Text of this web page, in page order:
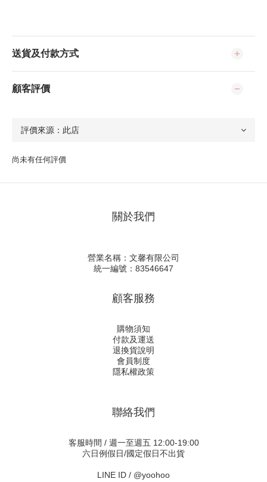
送貨及付款方式
顧客評價
尚未有任何評價
關於我們
營業名稱：文馨有限公司
統一編號：83546647
顧客服務
購物須知
付款及運送
退換貨說明
會員制度
隱私權政策
聯絡我們
客服時間 / 週一至週五 12:00-19:00
六日例假日/國定假日不出貨
LINE ID / @yoohoo